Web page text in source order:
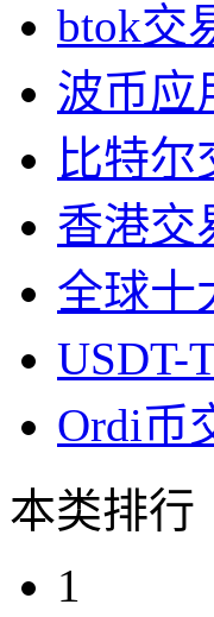
btok交
波币应
比特
香港交
全球十
USDT-
Ordi币
本类排行
1